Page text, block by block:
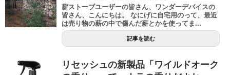
薪ストーブユーザーの皆さん、ワンダーデバイスの
皆さん、こんにちは。 なにげに自宅用のって、最近
は売り物の薪の中で傷んだ薪とかを使ってま...
記事を読む
リセッシュの新製品「ワイルドオーク